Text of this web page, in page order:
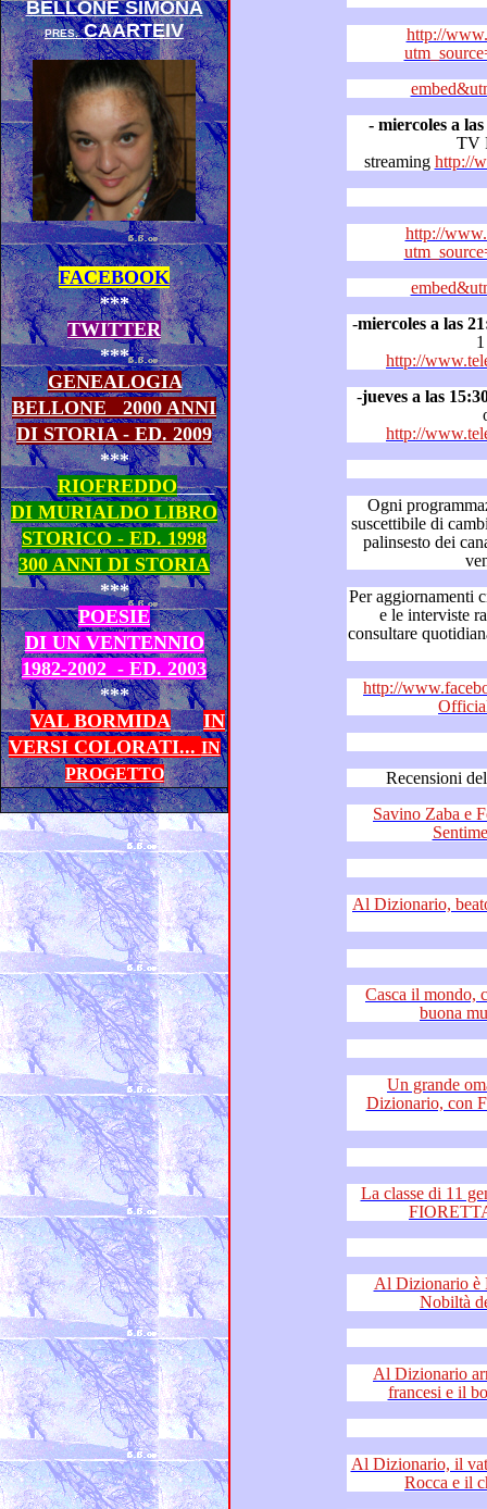
BELLONE SIMONA
PRES.CAARTEIV
FACEBOOK
***
TWITTER
***
GENEALOGIA
BELLONE
2000 ANNI
DI STORIA - ED. 2009
***
RIOFREDDO
DI MURIALDO LIBRO
STORICO - ED. 1998
300 ANNI DI STORIA
***
POESIE
DI UN VENTENNIO
1982-2002 - ED. 2003
***
VAL BORMIDA
IN
VERSI COLORATI... IN
PROGETTO
http://
- miercoles a
TV
streaming http://
http://
-miercoles a las
http://
-jueves a las
http://
Ogni programmazione
suscettibile di cambiamenti in base alle variazioni del
palinsesto dei canali in cui le
Per aggiornamenti circa il “Dizionario
e le interviste radiofoniche a Franco Simone,
consultare quotidianamente “Franco
http://
Savino Zaba e Felice
Al Dizionario, beato a chi ti
Casca il mondo, casca la
Un grande
Dizionario, con
La classe di 11 generazioni
Al Dizionario è Musica
Al Dizionario
Al Dizionario, il vaticanista di